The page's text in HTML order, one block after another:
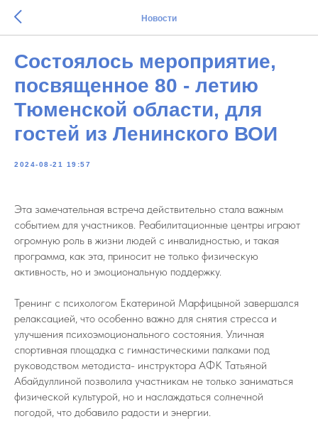
Новости
Состоялось мероприятие,
посвященное 80 - летию
Тюменской области, для
гостей из Ленинского ВОИ
2024-08-21 19:57
Эта замечательная встреча действительно стала важным
событием для участников. Реабилитационные центры играют
огромную роль в жизни людей с инвалидностью, и такая
программа, как эта, приносит не только физическую
активность, но и эмоциональную поддержку.
Тренинг с психологом Екатериной Марфицыной завершался
релаксацией, что особенно важно для снятия стресса и
улучшения психоэмоционального состояния. Уличная
спортивная площадка с гимнастическими палками под
руководством методиста- инструктора АФК Татьяной
Абайдуллиной позволила участникам не только заниматься
физической культурой, но и наслаждаться солнечной
погодой, что добавило радости и энергии.